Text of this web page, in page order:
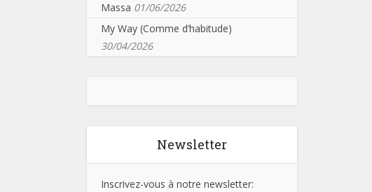
Massa 01/06/2026
My Way (Comme d’habitude)
30/04/2026
Newsletter
Inscrivez-vous à notre newsletter: